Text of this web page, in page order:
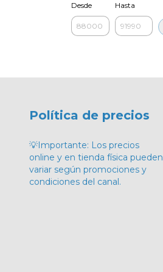
Desde Hasta
Política de precios
💡Importante: Los precios
online y en tienda física pueden
variar según promociones y
condiciones del canal.